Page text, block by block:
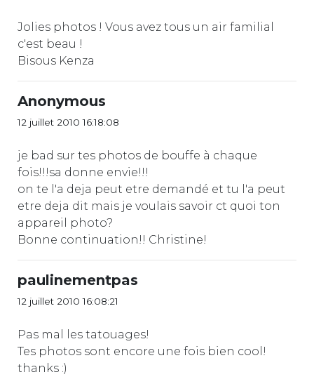
Jolies photos ! Vous avez tous un air familial
c'est beau !
Bisous Kenza
Anonymous
12 juillet 2010 16:18:08
je bad sur tes photos de bouffe à chaque
fois!!!sa donne envie!!!
on te l'a deja peut etre demandé et tu l'a peut
etre deja dit mais je voulais savoir ct quoi ton
appareil photo?
Bonne continuation!! Christine!
paulinementpas
12 juillet 2010 16:08:21
Pas mal les tatouages!
Tes photos sont encore une fois bien cool!
thanks :)